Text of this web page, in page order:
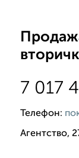
7 017
Телефон:
Агентство,